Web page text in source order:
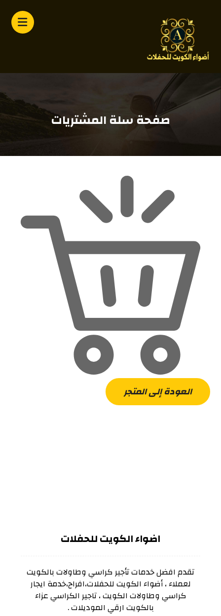
صفحة سلة المشتريات
العودة إلى المتجر
اضواء الكويت للحفلات
تقدم افضل خدمات تأجير كراسي وطاولات بالكويت
لعملاء ، أضواء الكويت للحفلات،افراح،خدمة ايجار
كراسي وطاولات الكويت ، تاجير الكراسي عزاء
بالكويت ارقي الموديلات .